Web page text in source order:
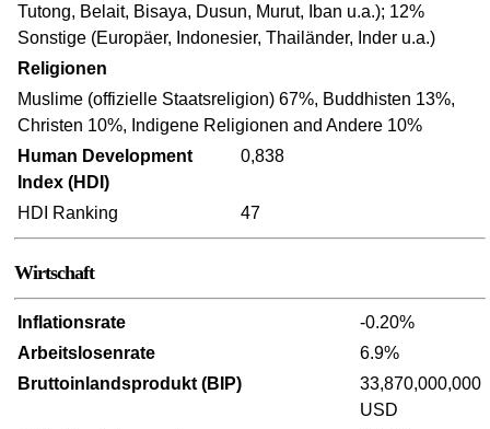
Tutong, Belait, Bisaya, Dusun, Murut, Iban u.a.); 12%
Sonstige (Europäer, Indonesier, Thailänder, Inder u.a.)
Religionen
Muslime (offizielle Staatsreligion) 67%, Buddhisten 13%,
Christen 10%, Indigene Religionen and Andere 10%
Human Development
Index (HDI)
0,838
HDI Ranking 47
Wirtschaft
Inflationsrate
-0.20%
Arbeitslosenrate
6.9%
Bruttoinlandsprodukt (BIP)
33,870,000,000
USD